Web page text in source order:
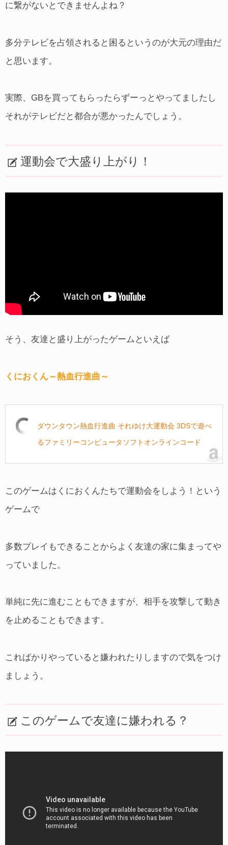
に繋がないとできませんよね？
多分テレビを占領されると困るというのが大元の理由だ
と思います。
実際、GBを買ってもらったらずーっとやってましたし
それがテレビだと都合が悪かったんでしょう。
運動会で大盛り上がり！
そう、友達と盛り上がったゲームといえば
くにおくん～熱血行進曲～
ダウンタウン熱血行進曲 それゆけ大運動会 3DSで遊べ
るファミリーコンピュータソフトオンラインコード
このゲームはくにおくんたちで運動会をしよう！という
ゲームで
多数プレイもできることからよく友達の家に集まってや
っていました。
単純に先に進むこともできますが、相手を攻撃して動き
を止めることもできます。
こればかりやっていると嫌われたりしますので気をつけ
ましょう。
このゲームで友達に嫌われる？